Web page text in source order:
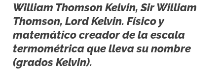
William Thomson Kelvin, Sir William
Thomson, Lord Kelvin. Físico y
matemático creador de la escala
termométrica que lleva su nombre
(grados Kelvin).